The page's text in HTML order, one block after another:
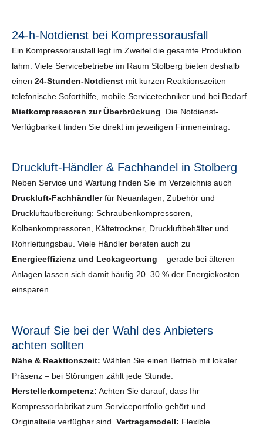
24-h-Notdienst bei Kompressorausfall
Ein Kompressorausfall legt im Zweifel die gesamte Produktion
lahm. Viele Servicebetriebe im Raum Stolberg bieten deshalb
einen 24-Stunden-Notdienst mit kurzen Reaktionszeiten –
telefonische Soforthilfe, mobile Servicetechniker und bei Bedarf
Mietkompressoren zur Überbrückung . Die Notdienst-
Verfügbarkeit finden Sie direkt im jeweiligen Firmeneintrag.
Druckluft-Händler & Fachhandel in Stolberg
Neben Service und Wartung finden Sie im Verzeichnis auch
Druckluft-Fachhändlerfür Neuanlagen, Zubehör und
Druckluftaufbereitung: Schraubenkompressoren,
Kolbenkompressoren, Kältetrockner, Druckluftbehälter und
Rohrleitungsbau. Viele Händler beraten auch zu
Energieeffizienz und Leckageortung – gerade bei älteren
Anlagen lassen sich damit häufig 20–30 % der Energiekosten
einsparen.
Worauf Sie bei der Wahl des Anbieters
achten sollten
Nähe & Reaktionszeit: Wählen Sie einen Betrieb mit lokaler
Präsenz – bei Störungen zählt jede Stunde.
Herstellerkompetenz: Achten Sie darauf, dass Ihr
Kompressorfabrikat zum Serviceportfolio gehört und
Originalteile verfügbar sind. Vertragsmodell: Flexible